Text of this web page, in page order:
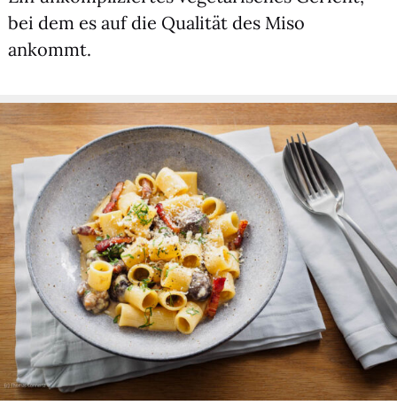
bei dem es auf die Qua­li­tät des Miso
ankommt.